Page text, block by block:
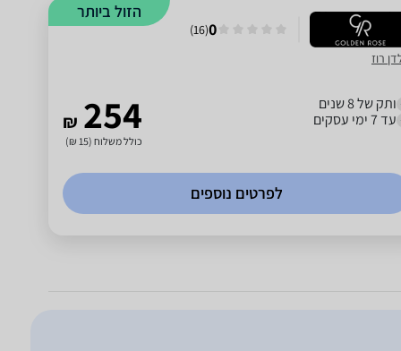
הזול ביותר
0
(
16
)
רוז
ותק של 8 שנים
עד 7 ימי עסקים
₪ 254
כולל משלוח (15 ₪)
לפרטים נוספים